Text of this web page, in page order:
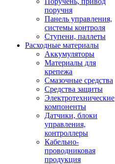
поручня
Панель управления,
системы контроля
Ступени, паллеты
Расходные материалы
Аккумуляторы
Материалы для
крепежа
Смазочные средства
Средства защиты
Электротехнические
компоненты
Датчики, блоки
управления,
контроллеры
Кабельно-
проводниковая
продукция